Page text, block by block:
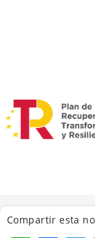
Compartir esta